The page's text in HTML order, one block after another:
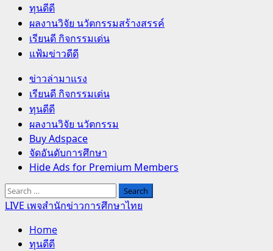
ทุนดีดี
ผลงานวิจัย นวัตกรรมสร้างสรรค์
เรียนดี กิจกรรมเด่น
แฟ้มข่าวดีดี
Primary
Menu
ข่าวล่ามาแรง
เรียนดี กิจกรรมเด่น
ทุนดีดี
ผลงานวิจัย นวัตกรรม
Buy Adspace
จัดอันดับการศึกษา
Hide Ads for Premium Members
Search
for:
LIVE เพจสำนักข่าวการศึกษาไทย
Home
ทุนดีดี